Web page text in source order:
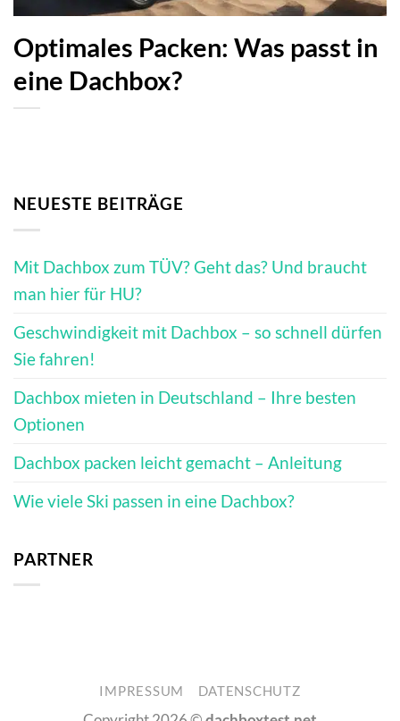
Optimales Packen: Was passt in
eine Dachbox?
NEUESTE BEITRÄGE
Mit Dachbox zum TÜV? Geht das? Und braucht
man hier für HU?
Geschwindigkeit mit Dachbox – so schnell dürfen
Sie fahren!
Dachbox mieten in Deutschland – Ihre besten
Optionen
Dachbox packen leicht gemacht – Anleitung
Wie viele Ski passen in eine Dachbox?
PARTNER
IMPRESSUM DATENSCHUTZ